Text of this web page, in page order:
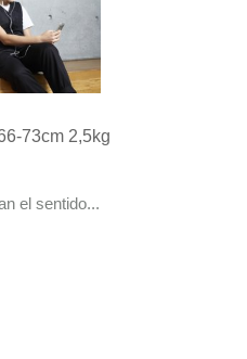
73cm 2,5kg
el sentido...